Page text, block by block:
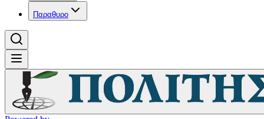
Παραθυρο